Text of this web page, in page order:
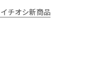
チオシ新商品